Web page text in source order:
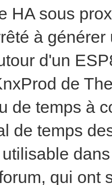
HA sous
à
d'un
de
de temps à
de temps
qui ont